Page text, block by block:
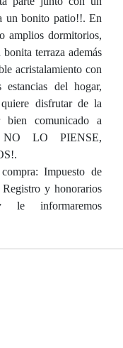
un bonito patio!!. En
amplios dormitorios,
terraza además
acristalamiento con
estancias del hogar,
disfrutar de la
bien comunicado a
NO LO PIENSE,
Impuesto de
y honorarios
le informaremos